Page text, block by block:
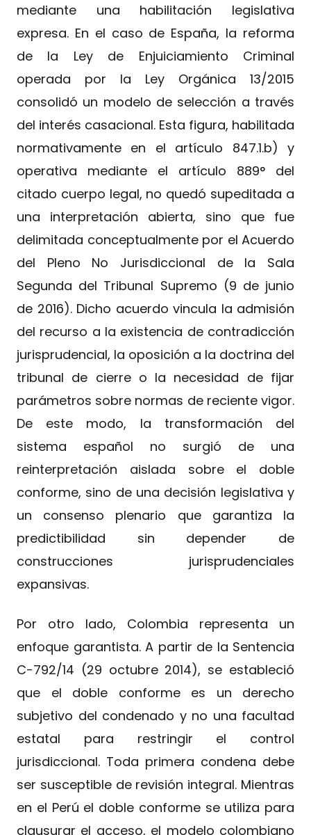
mediante una habilitación legislativa
expresa. En el caso de España, la reforma
de la Ley de Enjuiciamiento Criminal
operada por la Ley Orgánica 13/2015
consolidó un modelo de selección a través
del interés casacional. Esta figura, habilitada
normativamente en el artículo 847.1.b) y
operativa mediante el artículo 889° del
citado cuerpo legal, no quedó supeditada a
una interpretación abierta, sino que fue
delimitada conceptualmente por el Acuerdo
del Pleno No Jurisdiccional de la Sala
Segunda del Tribunal Supremo (9 de junio
de 2016). Dicho acuerdo vincula la admisión
del recurso a la existencia de contradicción
jurisprudencial, la oposición a la doctrina del
tribunal de cierre o la necesidad de fijar
parámetros sobre normas de reciente vigor.
De este modo, la transformación del
sistema español no surgió de una
reinterpretación aislada sobre el doble
conforme, sino de una decisión legislativa y
un consenso plenario que garantiza la
predictibilidad sin depender de
construcciones jurisprudenciales
expansivas.
Por otro lado, Colombia representa un
enfoque garantista. A partir de la Sentencia
C-792/14 (29 octubre 2014), se estableció
que el doble conforme es un derecho
subjetivo del condenado y no una facultad
estatal para restringir el control
jurisdiccional. Toda primera condena debe
ser susceptible de revisión integral. Mientras
en el Perú el doble conforme se utiliza para
clausurar el acceso, el modelo colombiano